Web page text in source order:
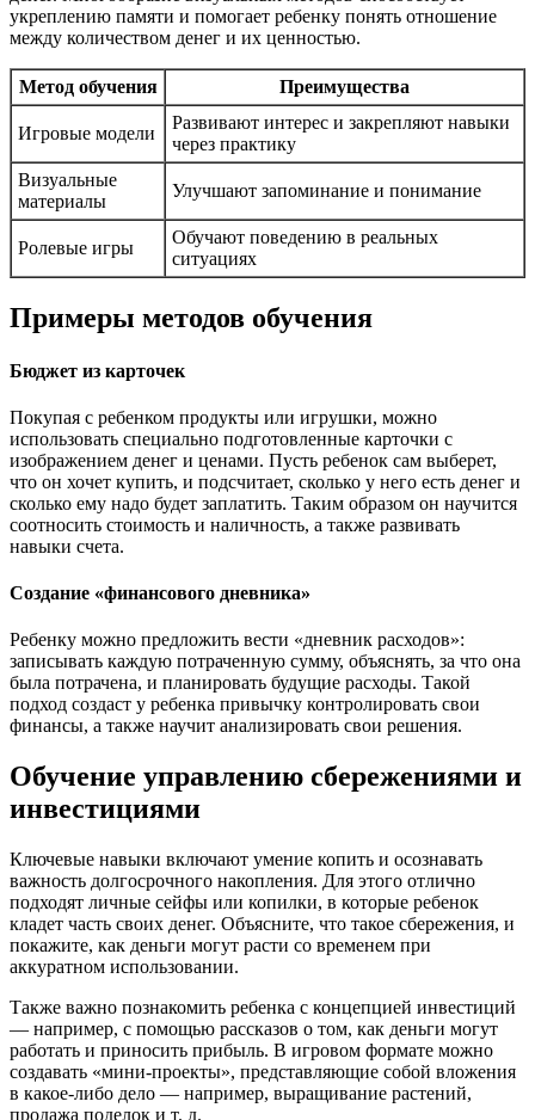
укреплению памяти и помогает ребенку понять отношение
между количеством денег и их ценностью.
Метод обучения Преимущества
Игровые модели
Развивают интерес и закрепляют навыки
через практику
Визуальные
материалы
Улучшают запоминание и понимание
Ролевые игры
Обучают поведению в реальных
ситуациях
Примеры методов обучения
Бюджет из карточек
Покупая с ребенком продукты или игрушки, можно
использовать специально подготовленные карточки с
изображением денег и ценами. Пусть ребенок сам выберет,
что он хочет купить, и подсчитает, сколько у него есть денег и
сколько ему надо будет заплатить. Таким образом он научится
соотносить стоимость и наличность, а также развивать
навыки счета.
Создание «финансового дневника»
Ребенку можно предложить вести «дневник расходов»:
записывать каждую потраченную сумму, объяснять, за что она
была потрачена, и планировать будущие расходы. Такой
подход создаст у ребенка привычку контролировать свои
финансы, а также научит анализировать свои решения.
Обучение управлению сбережениями и
инвестициями
Ключевые навыки включают умение копить и осознавать
важность долгосрочного накопления. Для этого отлично
подходят личные сейфы или копилки, в которые ребенок
кладет часть своих денег. Объясните, что такое сбережения, и
покажите, как деньги могут расти со временем при
аккуратном использовании.
Также важно познакомить ребенка с концепцией инвестиций
— например, с помощью рассказов о том, как деньги могут
работать и приносить прибыль. В игровом формате можно
создавать «мини-проекты», представляющие собой вложения
в какое-либо дело — например, выращивание растений,
продажа поделок и т. д.